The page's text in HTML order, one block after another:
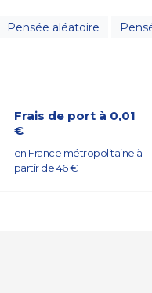
Pensée aléatoire
Frais de port à 0,01
€
en France métropolitaine à
partir de 46 €